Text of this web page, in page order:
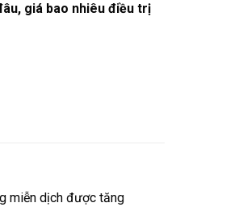
giá bao nhiêu điều trị
miễn dịch được tăng